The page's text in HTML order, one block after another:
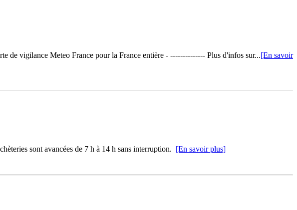
de vigilance Meteo France pour la France entière - -------------- Plus d'infos sur...[En savoir
sont avancées de 7 h à 14 h sans interruption. [En savoir plus]